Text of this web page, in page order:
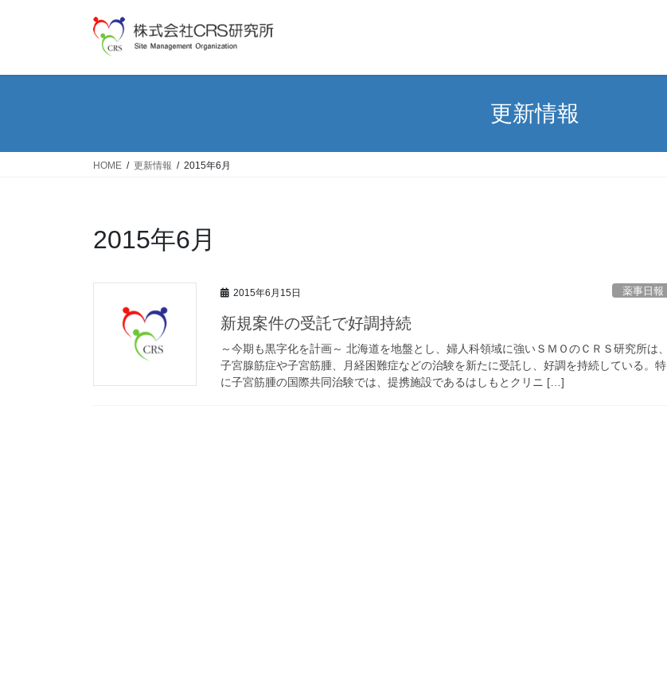
更新情報
HOME 更新情報 2015年6月
2015年6月
2015年6月15日 薬事日報
新規案件の受託で好調持続
～今期も黒字化を計画～ 北海道を地盤とし、婦人科領域に強いＳＭＯのＣＲＳ研究所は、
子宮腺筋症や子宮筋腫、月経困難症などの治験を新たに受託し、好調を持続している。特
に子宮筋腫の国際共同治験では、提携施設であるはしもとクリニ […]